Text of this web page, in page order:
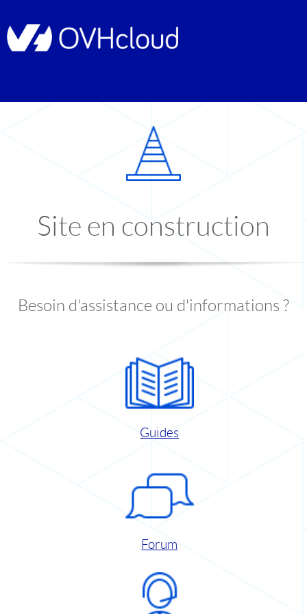
Site en construction
Besoin d'assistance ou d'informations ?
Guides
Forum